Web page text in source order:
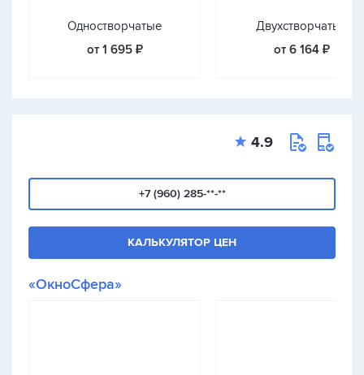
Одностворчатые
от 1 695 ₽
Двухстворчатые
от 6 164 ₽
4.9
+7 (960) 285-**-**
КАЛЬКУЛЯТОР ЦЕН
«ОкноСфера»